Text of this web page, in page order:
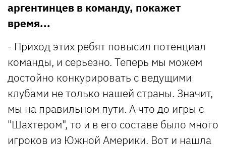
аргентинцев в команду, покажет
время...
- Приход этих ребят повысил потенциал
команды, и серьезно. Теперь мы можем
достойно конкурировать с ведущими
клубами не только нашей страны. Значит,
мы на правильном пути. А что до игры с
"Шахтером", то и в его составе было много
игроков из Южной Америки. Вот и нашла